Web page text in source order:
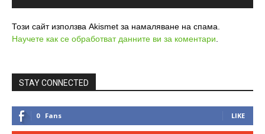
Този сайт използва Akismet за намаляване на спама.
Научете как се обработват данните ви за коментари.
STAY CONNECTED
0 Fans LIKE